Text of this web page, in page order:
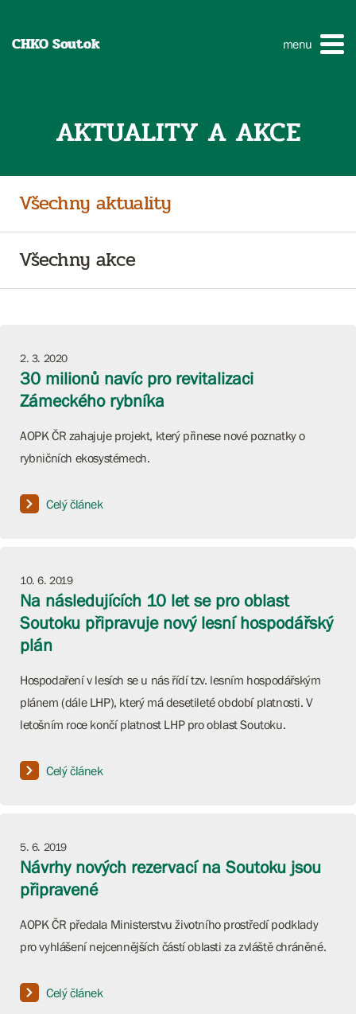
CHKO Soutok menu
AKTUALITY A AKCE
Všechny aktuality
Všechny akce
2. 3. 2020
30 milionů navíc pro revitalizaci
Zámeckého rybníka
AOPK ČR zahajuje projekt, který přinese nové poznatky o
rybničních ekosystémech.
Celý článek
10. 6. 2019
Na následujících 10 let se pro oblast
Soutoku připravuje nový lesní hospodářský
plán
Hospodaření v lesích se u nás řídí tzv. lesním hospodářským
plánem (dále LHP), který má desetileté období platnosti. V
letošním roce končí platnost LHP pro oblast Soutoku.
Celý článek
5. 6. 2019
Návrhy nových rezervací na Soutoku jsou
připravené
AOPK ČR předala Ministerstvu životního prostředí podklady
pro vyhlášení nejcennějších částí oblasti za zvláště chráněné.
Celý článek